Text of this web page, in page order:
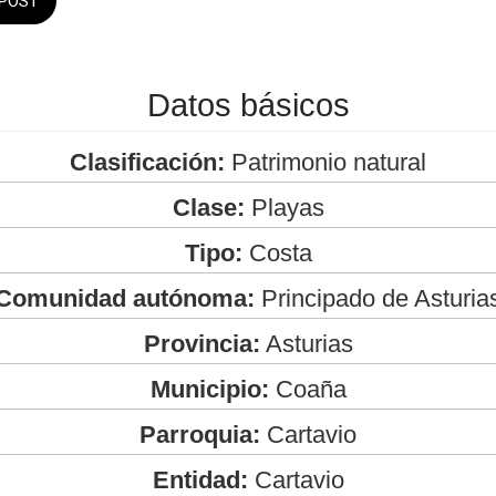
Datos básicos
Clasificación: Patrimonio natural
Clase: Playas
Tipo: Costa
autónoma: Principado de
Provincia: Asturias
Municipio: Coaña
Parroquia: Cartavio
Entidad: Cartavio